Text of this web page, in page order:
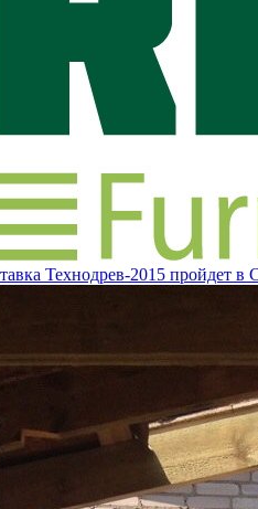
Технодрев-2015 пройдет в